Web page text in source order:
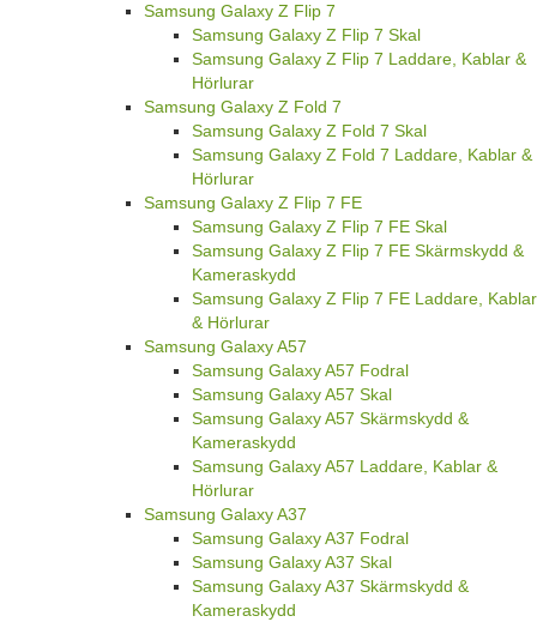
Samsung Galaxy Z Flip 7
Samsung Galaxy Z Flip 7 Skal
Samsung Galaxy Z Flip 7 Laddare, Kablar &
Hörlurar
Samsung Galaxy Z Fold 7
Samsung Galaxy Z Fold 7 Skal
Samsung Galaxy Z Fold 7 Laddare, Kablar &
Hörlurar
Samsung Galaxy Z Flip 7 FE
Samsung Galaxy Z Flip 7 FE Skal
Samsung Galaxy Z Flip 7 FE Skärmskydd &
Kameraskydd
Samsung Galaxy Z Flip 7 FE Laddare, Kablar
& Hörlurar
Samsung Galaxy A57
Samsung Galaxy A57 Fodral
Samsung Galaxy A57 Skal
Samsung Galaxy A57 Skärmskydd &
Kameraskydd
Samsung Galaxy A57 Laddare, Kablar &
Hörlurar
Samsung Galaxy A37
Samsung Galaxy A37 Fodral
Samsung Galaxy A37 Skal
Samsung Galaxy A37 Skärmskydd &
Kameraskydd